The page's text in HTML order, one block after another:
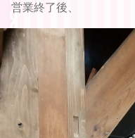
営業終了後、